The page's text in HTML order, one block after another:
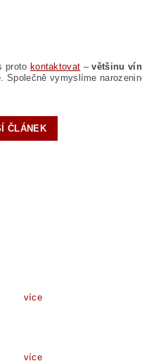
proto kontaktovat –většinu
Společně vymyslíme
ČLÁNEK
více
více